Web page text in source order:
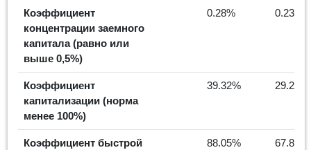
Коэффициент
концентрации заемного
капитала (равно или
выше 0,5%)
0.28% 0.23%
Коэффициент
капитализации (норма
менее 100%)
39.32% 29.2%
Коэффициент быстрой
88.05% 67.88%